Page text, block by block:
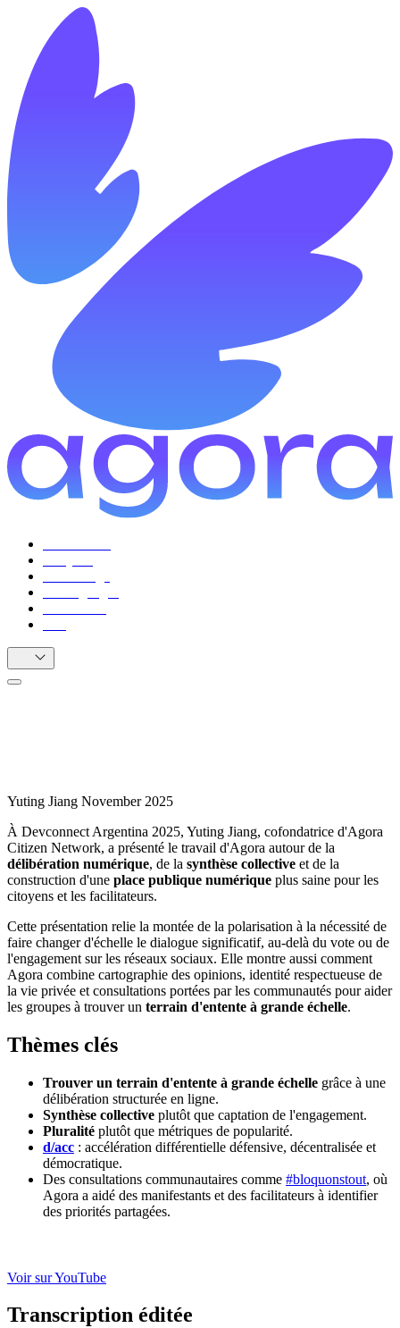
Yuting Jiang November 2025
À Devconnect Argentina 2025, Yuting Jiang, cofondatrice d'Agora
Citizen Network, a présenté le travail d'Agora autour de la
délibération numérique, de la synthèse collective et de la
construction d'une place publique numérique plus saine pour les
citoyens et les facilitateurs.
Cette présentation relie la montée de la polarisation à la nécessité de
faire changer d'échelle le dialogue significatif, au-delà du vote ou de
l'engagement sur les réseaux sociaux. Elle montre aussi comment
Agora combine cartographie des opinions, identité respectueuse de
la vie privée et consultations portées par les communautés pour aider
les groupes à trouver un terrain d'entente à grande échelle.
Thèmes clés
Trouver un terrain d'entente à grande échelle grâce à une
délibération structurée en ligne.
Synthèse collective plutôt que captation de l'engagement.
Pluralité plutôt que métriques de popularité.
d/acc : accélération différentielle défensive, décentralisée et
démocratique.
Des consultations communautaires comme #bloquonstout, où
Agora a aidé des manifestants et des facilitateurs à identifier
des priorités partagées.
Voir sur YouTube
Transcription éditée